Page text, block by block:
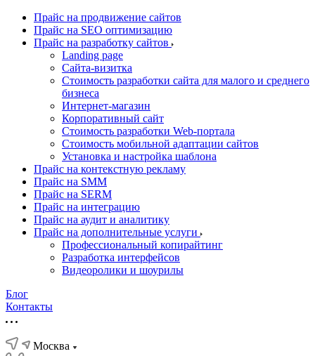
Прайс на продвижение сайтов
Прайс на SEO оптимизацию
Прайс на разработку сайтов
Landing page
Cайта-визитка
Стоимость разработки сайта для малого и среднего
бизнеса
Интернет-магазин
Корпоративный сайт
Стоимость разработки Web-портала
Стоимость мобильной адаптации сайтов
Установка и настройка шаблона
Прайс на контекстную рекламу
Прайс на SMM
Прайс на SERM
Прайс на интеграцию
Прайс на аудит и аналитику
Прайс на дополнительные услуги
Профессиональный копирайтинг
Разработка интерфейсов
Видеоролики и шоурилы
Блог
Контакты
Москва